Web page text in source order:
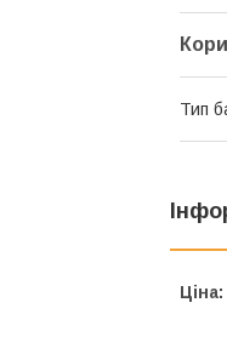
Тип
Ціна: